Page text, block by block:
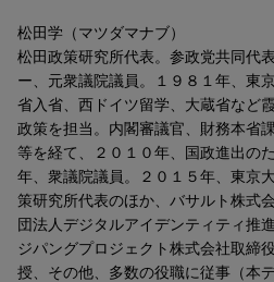
松田学（マツダマナブ）
松田政策研究所代表。参政党共同代
ー、元衆議院議員。１９８１年、東
省入省、西ドイツ留学、大蔵省など
政策を担当。内閣審議官、財務本省
等を経て、２０１０年、国政進出の
年、衆議院議員。２０１５年、東京
策研究所代表のほか、バサルト株式
団法人デジタルアイデンティティ推
ジパングプロジェクト株式会社取締
授、その他、多数の役職に従事（本